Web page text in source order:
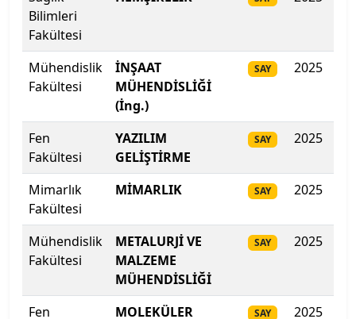
Ege Üniversitesi
Erciyes Üniversitesi
Erzincan Binali Yıldırım Üniversitesi
Erzurum Teknik Üniversitesi
Eskişehir Osmangazi Üniversitesi
Eskişehir Teknik Üniversitesi
Fatih Sultan Mehmet Vakıf Üniversitesi
Fenerbahçe Üniversitesi
Bilimleri
Fakültesi
Mühendislik
Fakültesi
İNŞAAT
MÜHENDİSLİĞİ
(İng.)
SAY 2025
Fen
Fakültesi
YAZILIM
GELİŞTİRME
SAY 2025
Mimarlık
Fakültesi
MİMARLIK SAY 2025
Mühendislik
Fakültesi
METALURJİ VE
MALZEME
MÜHENDİSLİĞİ
SAY 2025
Fen
MOLEKÜLER
SAY 2025